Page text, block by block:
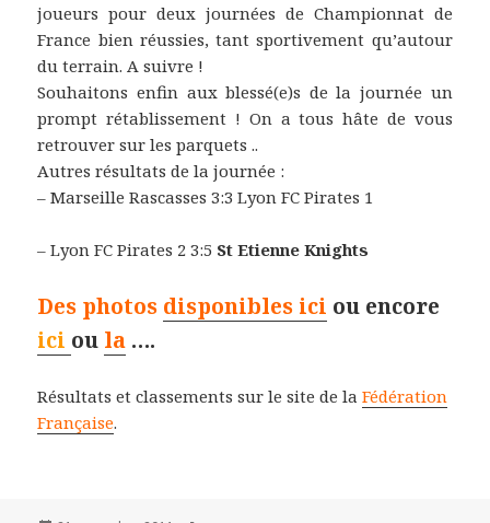
joueurs pour deux journées de Championnat de
France bien réussies, tant sportivement qu’autour
du terrain. A suivre !
Souhaitons enfin aux blessé(e)s de la journée un
prompt rétablissement ! On a tous hâte de vous
retrouver sur les parquets ..
Autres résultats de la journée :
– Marseille Rascasses 3:3 Lyon FC Pirates 1
– Lyon FC Pirates 2 3:5 St Etienne Knights
Des photos disponibles ici ou encore
ici ou la ….
Résultats et classements sur le site de laFédération
Française.